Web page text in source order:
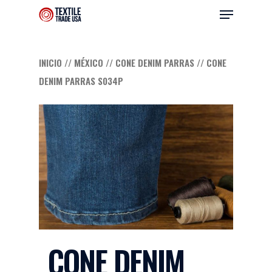
Hit enter to search or ESC to close
INICIO // MÉXICO // CONE DENIM PARRAS // CONE
DENIM PARRAS S034P
CONE DENIM